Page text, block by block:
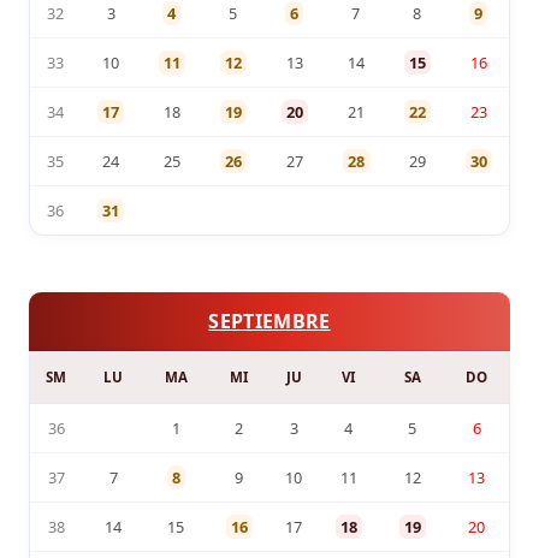
32 3 4 5 6 7 8 9
33 10 11 12 13 14 15 16
34 17 18 19 20 21 22 23
35 24 25 26 27 28 29 30
36 31
SEPTIEMBRE
SM LU MA MI JU VI SA DO
36 1 2 3 4 5 6
37 7 8 9 10 11 12 13
38 14 15 16 17 18 19 20